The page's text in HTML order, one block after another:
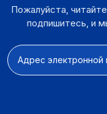
Пожалуйста,
подпишитесь, и